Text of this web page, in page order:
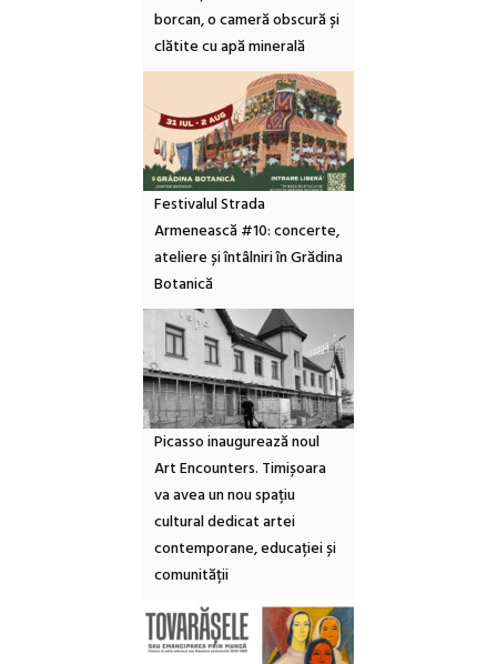
borcan, o cameră obscură și
clătite cu apă minerală
Festivalul Strada
Armenească #10: concerte,
ateliere și întâlniri în Grădina
Botanică
Picasso inaugurează noul
Art Encounters. Timișoara
va avea un nou spațiu
cultural dedicat artei
contemporane, educației și
comunității